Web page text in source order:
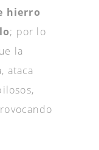
hierro
; por lo
la
ataca